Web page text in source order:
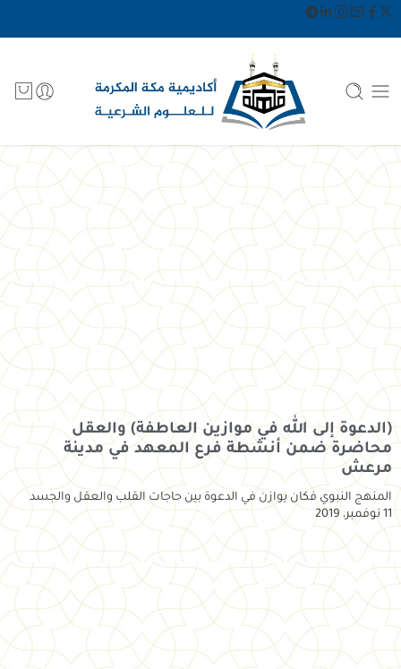
(الدعوة إلى الله في موازين العاطفة) والعقل
محاضرة ضمن أنشطة فرع المعهد في مدينة
مرعش
المنهج النبوي فكان يوازن في الدعوة بين حاجات القلب والعقل والجسد
11 نوفمبر، 2019